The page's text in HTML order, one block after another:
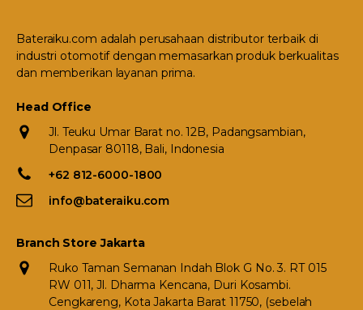
Bateraiku.com adalah perusahaan distributor terbaik di
industri otomotif dengan memasarkan produk berkualitas
dan memberikan layanan prima.
Head Office
Jl. Teuku Umar Barat no. 12B, Padangsambian,
Denpasar 80118, Bali, Indonesia
+62 812-6000-1800
info@bateraiku.com
Branch Store Jakarta
Ruko Taman Semanan Indah Blok G No. 3. RT 015
RW 011, Jl. Dharma Kencana, Duri Kosambi.
Cengkareng, Kota Jakarta Barat 11750, (sebelah